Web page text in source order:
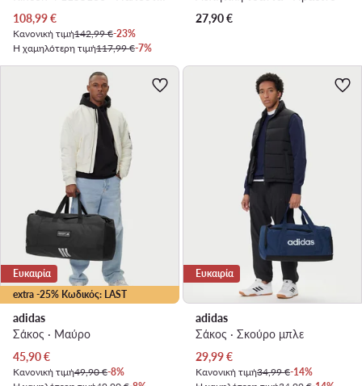
Τρέχουσα τιμή
108,99€
Κανονική τιμή142,99 €-23%
Η χαμηλότερη τιμή117,99 €-7%
27,90€
extra -25% Κωδικός: LAST
Ευκαιρία
adidas
Σάκος · Μαύρο
Τρέχουσα τιμή
45,90€
Κανονική τιμή49,90 €-8%
Ευκαιρία
adidas
Σάκος · Σκούρο μπλε
Τρέχουσα τιμή
29,99€
Κανονική τιμή34,99 €-14%